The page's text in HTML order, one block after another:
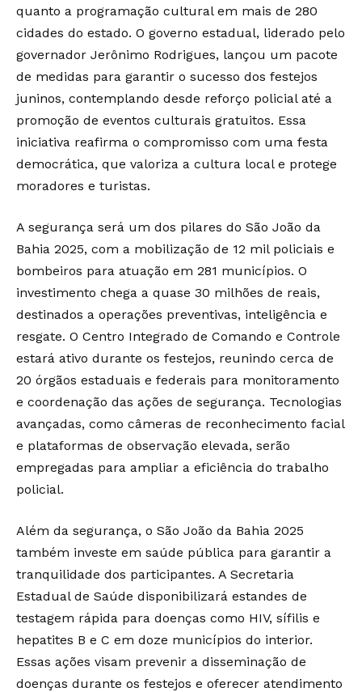
quanto a programação cultural em mais de 280
cidades do estado. O governo estadual, liderado pelo
governador Jerônimo Rodrigues, lançou um pacote
de medidas para garantir o sucesso dos festejos
juninos, contemplando desde reforço policial até a
promoção de eventos culturais gratuitos. Essa
iniciativa reafirma o compromisso com uma festa
democrática, que valoriza a cultura local e protege
moradores e turistas.
A segurança será um dos pilares do São João da
Bahia 2025, com a mobilização de 12 mil policiais e
bombeiros para atuação em 281 municípios. O
investimento chega a quase 30 milhões de reais,
destinados a operações preventivas, inteligência e
resgate. O Centro Integrado de Comando e Controle
estará ativo durante os festejos, reunindo cerca de
20 órgãos estaduais e federais para monitoramento
e coordenação das ações de segurança. Tecnologias
avançadas, como câmeras de reconhecimento facial
e plataformas de observação elevada, serão
empregadas para ampliar a eficiência do trabalho
policial.
Além da segurança, o São João da Bahia 2025
também investe em saúde pública para garantir a
tranquilidade dos participantes. A Secretaria
Estadual de Saúde disponibilizará estandes de
testagem rápida para doenças como HIV, sífilis e
hepatites B e C em doze municípios do interior.
Essas ações visam prevenir a disseminação de
doenças durante os festejos e oferecer atendimento